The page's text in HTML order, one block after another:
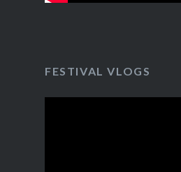
FESTIVAL VLOGS